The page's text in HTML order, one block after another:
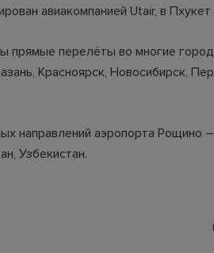
авиакомпанией Utair, в Пхукет
прямые перелёты во многие
Красноярск, Новосибирск,
направлений аэропорта Рощино
Узбекистан.